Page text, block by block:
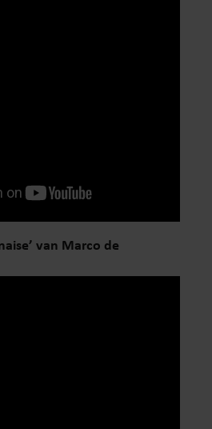
van Marco de